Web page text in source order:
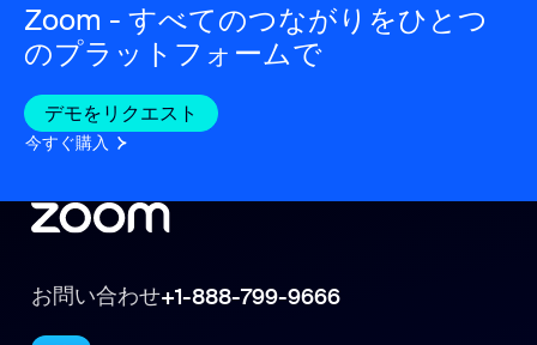
Zoom - すべてのつながりをひとつ
のプラットフォームで
デモをリクエスト
今すぐ購入
お問い合わせ+1-888-799-9666